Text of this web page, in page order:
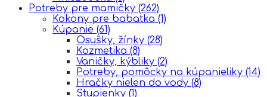
Potreby pre mamičky (262)
Kokony pre babatka (1)
Kúpanie (61)
Osušky, žínky (28)
Kozmetika (8)
Vaničky, kýbliky (2)
Potreby, pomôcky na kúpanieliky (14)
Hračky nielen do vody (8)
Stupienky (1)